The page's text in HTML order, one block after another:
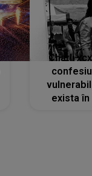
Charli
exista